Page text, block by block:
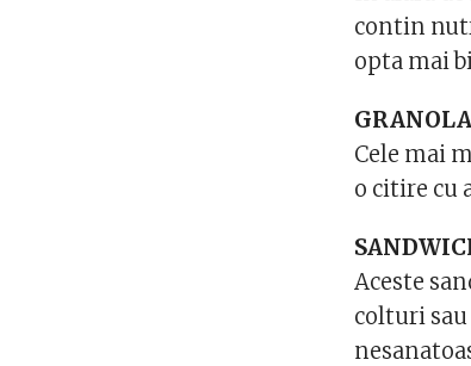
contin
opta mai
GRANOLA
Cele mai
o citire cu
Aceste
colturi